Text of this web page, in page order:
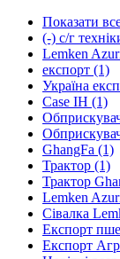
Показати
(-) с/г
Lemken
експорт (1)
Україна
Case IH (1)
GhangFa (1)
Трактор (1)
Трактор
Lemken
Сівалка
Експорт
Експорт